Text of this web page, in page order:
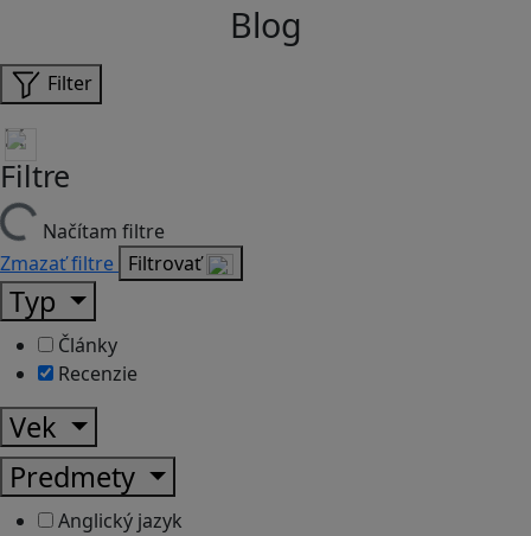
Blog
Filter
Filtre
Načítam filtre
Zmazať filtre Filtrovať
Typ
Články
Recenzie
Vek
Predmety
Anglický jazyk